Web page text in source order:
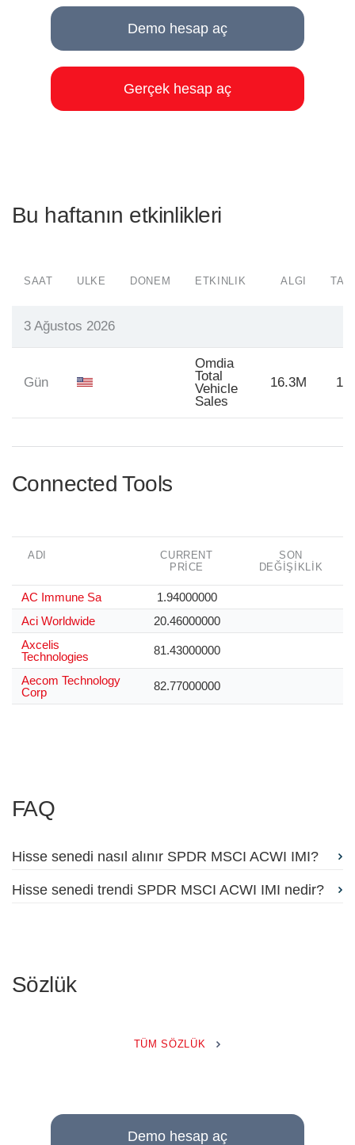
Demo hesap aç
Gerçek hesap aç
Bu haftanın etkinlikleri
SAAT ÜLKE DÖNEM ETKINLIK ALGI
3 Ağustos 2026
Gün
Omdia
Total
Vehicle
Sales
16.3M
Connected Tools
ADI
CURRENT
PRICE
SON
DEĞIŞIKLIK
AC Immune Sa
1.94000000
Aci Worldwide
20.46000000
Axcelis
Technologies
81.43000000
Aecom Technology
Corp
82.77000000
FAQ
Hisse senedi nasıl alınır SPDR MSCI ACWI IMI?
Hisse senedi trendi SPDR MSCI ACWI IMI nedir?
Sözlük
TÜM SÖZLÜK
Demo hesap aç